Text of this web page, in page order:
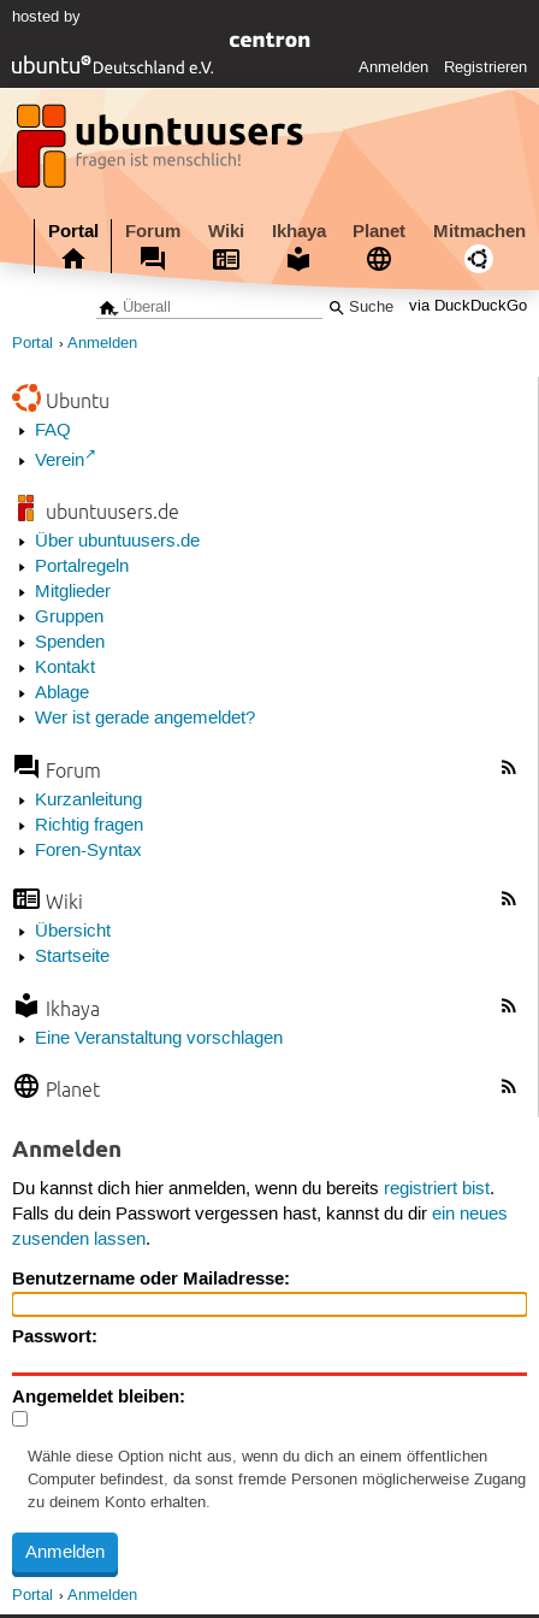
hosted by
Anmelden Registrieren
Portal Forum Wiki Ikhaya Planet Mitmachen
via DuckDuckGo
Portal Anmelden
Ubuntu
FAQ
Verein
ubuntuusers.de
Über ubuntuusers.de
Portalregeln
Mitglieder
Gruppen
Spenden
Kontakt
Ablage
Wer ist gerade angemeldet?
Forum
Kurzanleitung
Richtig fragen
Foren-Syntax
Wiki
Übersicht
Startseite
Ikhaya
Eine Veranstaltung vorschlagen
Planet
Anmelden
Du kannst dich hier anmelden, wenn du bereits registriert bist.
Falls du dein Passwort vergessen hast, kannst du dir ein neues
zusenden lassen.
Benutzername oder Mailadresse:
Passwort:
Angemeldet bleiben:
Wähle diese Option nicht aus, wenn du dich an einem öffentlichen
Computer befindest, da sonst fremde Personen möglicherweise Zugang
zu deinem Konto erhalten.
Portal Anmelden